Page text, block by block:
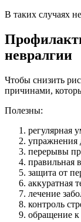
В таких случаях
невралгии
Чтобы снизить
причинами,
Полезны:
регулярная
упражнения
перерывы
правильная
защита от
аккуратная
лечение
контроль
обращение